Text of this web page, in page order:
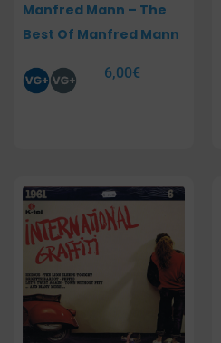
Manfred Mann – The
Best Of Manfred Mann
6,00€